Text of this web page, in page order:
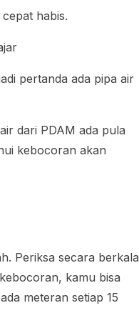
habis.
pertanda ada pipa air
dari PDAM ada pula
kebocoran akan
Periksa secara berkala
kamu bisa
meteran setiap 15